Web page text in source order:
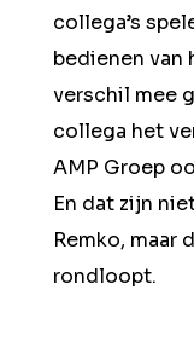
collega’s
bedienen van
verschil mee
collega het
AMP Groep
En dat zijn
Remko, maar
rondloopt.